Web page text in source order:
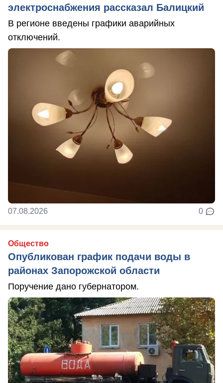
электроснабжения рассказал Балицкий
В регионе введены графики аварийных
отключений.
07.08.2026 0
Общество
Опубликован график подачи воды в
районах Запорожской области
Поручение дано губернатором.